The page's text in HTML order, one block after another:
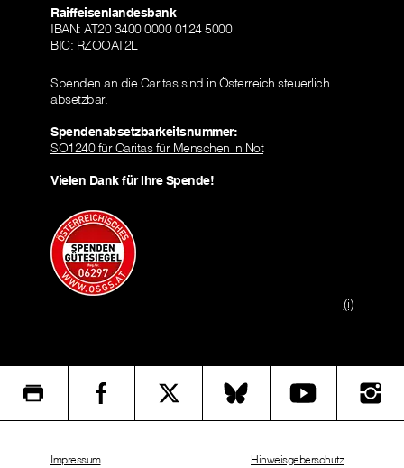
Raiffeisenlandesbank
IBAN: AT20 3400 0000 0124 5000
BIC: RZOOAT2L
Spenden an die Caritas sind in Österreich steuerlich
absetzbar.
Spendenabsetzbarkeitsnummer:
SO1240 für Caritas für Menschen in Not
Vielen Dank für Ihre Spende!
(i)
Impressum Hinweisgeberschutz